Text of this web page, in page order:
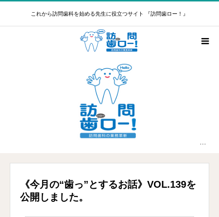
これから訪問歯科を始める先生に役立つサイト 『訪問歯ロー！』
《今月の“歯っ”とするお話》VOL.139を
公開しました。